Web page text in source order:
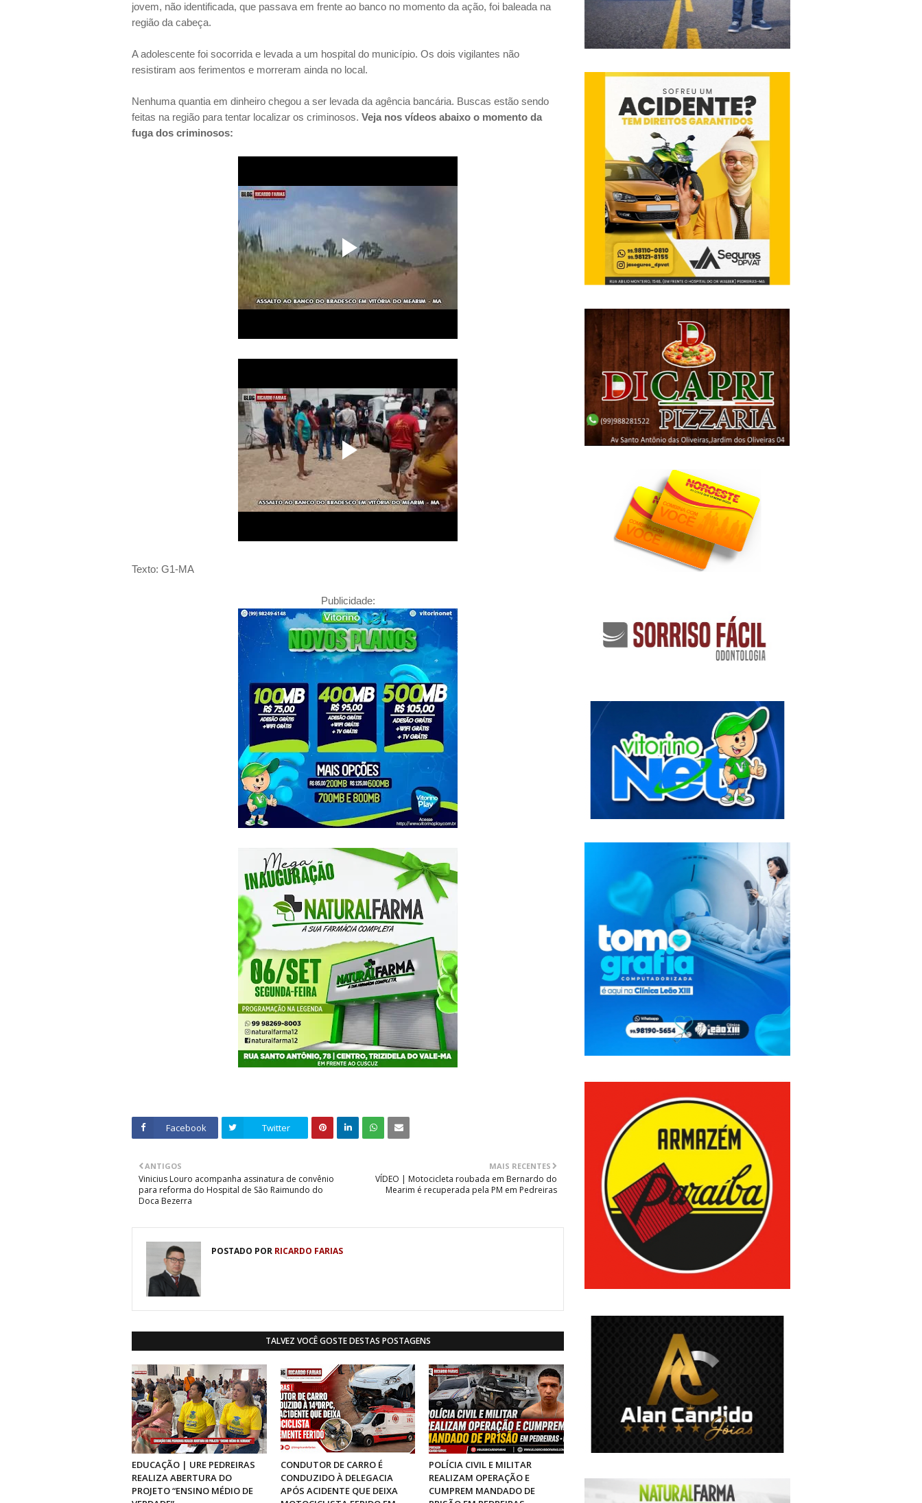
jovem, não identificada, que passava em frente ao banco no momento da ação, foi baleada na
região da cabeça.
A adolescente foi socorrida e levada a um hospital do município. Os dois vigilantes não
resistiram aos ferimentos e morreram ainda no local.
Nenhuma quantia em dinheiro chegou a ser levada da agência bancária. Buscas estão sendo
feitas na região para tentar localizar os criminosos. Veja nos vídeos abaixo o momento da
fuga dos criminosos:
Texto: G1-MA
Publicidade:
Facebook Twitter
MAIS RECENTES
VÍDEO | Motocicleta roubada em Bernardo do
Mearim é recuperada pela PM em Pedreiras
ANTIGOS
Vinicius Louro acompanha assinatura de convênio
para reforma do Hospital de São Raimundo do
Doca Bezerra
POSTADO POR RICARDO FARIAS
TALVEZ VOCÊ GOSTE DESTAS POSTAGENS
EDUCAÇÃO | URE PEDREIRAS
REALIZA ABERTURA DO
PROJETO “ENSINO MÉDIO DE
CONDUTOR DE CARRO É
CONDUZIDO À DELEGACIA
APÓS ACIDENTE QUE DEIXA
POLÍCIA CIVIL E MILITAR
REALIZAM OPERAÇÃO E
CUMPREM MANDADO DE